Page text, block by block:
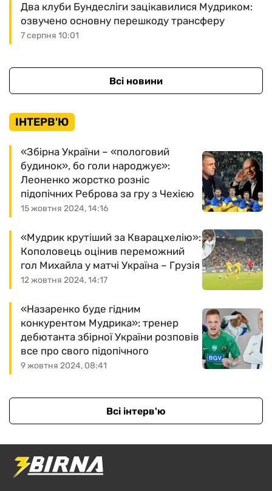
7 серпня 10:01
Два клуби Бундесліги зацікавилися Мудриком:
озвучено основну перешкоду трансферу
Всі новини
ІНТЕРВ'Ю
15 жовтня 2024, 14:16
«Збірна України – «пологовий
будинок», бо голи народжує»:
Леоненко жорстко розніс
підопічних Реброва за гру з Чехією
12 жовтня 2024, 14:17
«Мудрик крутіший за Кварацхелію»:
Кополовець оцінив переможний
гол Михайла у матчі Україна – Грузія
9 жовтня 2024, 08:41
«Назаренко буде гідним
конкурентом Мудрика»: тренер
дебютанта збірної України розповів
все про свого підопічного
Всі інтерв'ю